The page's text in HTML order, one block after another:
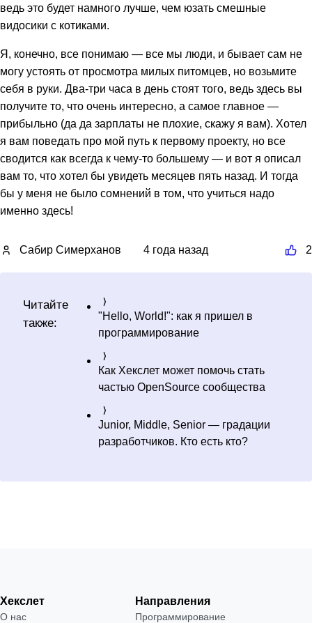
ведь это будет намного лучше, чем юзать смешные
видосики с котиками.
Я, конечно, все понимаю — все мы люди, и бывает сам не
могу устоять от просмотра милых питомцев, но возьмите
себя в руки. Два-три часа в день стоят того, ведь здесь вы
получите то, что очень интересно, а самое главное —
прибыльно (да да зарплаты не плохие, скажу я вам). Хотел
я вам поведать про мой путь к первому проекту, но все
сводится как всегда к чему-то большему — и вот я описал
вам то, что хотел бы увидеть месяцев пять назад. И тогда
бы у меня не было сомнений в том, что учиться надо
именно здесь!
Сабир Симерханов 4 года назад 2
Читайте
также:
"Hello, World!": как я пришел в
программирование
Как Хекслет может помочь стать
частью OpenSource сообщества
Junior, Middle, Senior — градации
разработчиков. Кто есть кто?
Хекслет
О нас
Направления
Программирование